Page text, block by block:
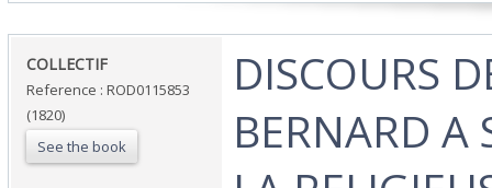
‎COLLECTIF‎
Reference : ROD0115853
(1820)
See the book
‎DISCOURS
BERNARD A